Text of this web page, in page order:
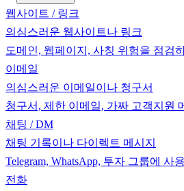
웹사이트 / 링크
의심스러운 웹사이트나 링크
도메인, 웹페이지, 사칭 위험을 점검
이메일
의심스러운 이메일이나 청구서
청구서, 제한 이메일, 가짜 고객지원
채팅 / DM
채팅 기록이나 다이렉트 메시지
Telegram, WhatsApp, 투자 그룹에 사
전화